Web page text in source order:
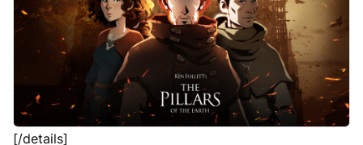
[/details]